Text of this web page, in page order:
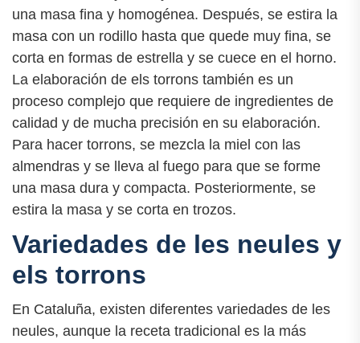
una masa fina y homogénea. Después, se estira la
masa con un rodillo hasta que quede muy fina, se
corta en formas de estrella y se cuece en el horno.
La elaboración de els torrons también es un
proceso complejo que requiere de ingredientes de
calidad y de mucha precisión en su elaboración.
Para hacer torrons, se mezcla la miel con las
almendras y se lleva al fuego para que se forme
una masa dura y compacta. Posteriormente, se
estira la masa y se corta en trozos.
Variedades de les neules y
els torrons
En Cataluña, existen diferentes variedades de les
neules, aunque la receta tradicional es la más